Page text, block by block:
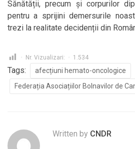
Sănătății, precum și corpurilor
pentru a sprijini demersurile
trezi la realitate decidenții din
Nr. Vizualizari: 1.534
Tags: afecțiuni hemato-oncologice
Federația Asociațiilor Bolnavilor de
Written by CNDR